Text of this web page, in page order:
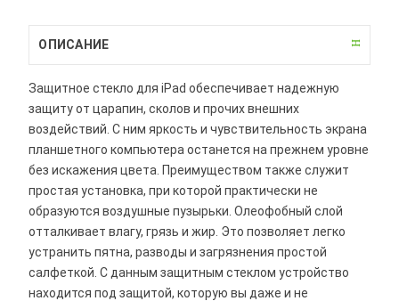
ОПИСАНИЕ
Защитное стекло для iPad обеспечивает надежную
защиту от царапин, сколов и прочих внешних
воздействий. С ним яркость и чувствительность экрана
планшетного компьютера останется на прежнем уровне
без искажения цвета. Преимуществом также служит
простая установка, при которой практически не
образуются воздушные пузырьки. Олеофобный слой
отталкивает влагу, грязь и жир. Это позволяет легко
устранить пятна, разводы и загрязнения простой
салфеткой. С данным защитным стеклом устройство
находится под защитой, которую вы даже и не